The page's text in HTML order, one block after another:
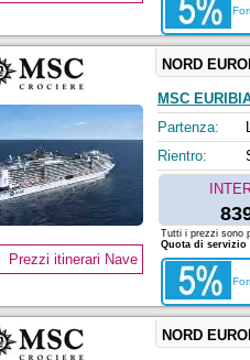
NORD
MSC
Partenza:
Rientro:
Prezzi itinerari Nave
Tutti i prezzi sono
Quota di servizio
NORD